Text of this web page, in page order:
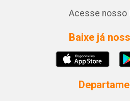
Acesse nosso
Baixe já